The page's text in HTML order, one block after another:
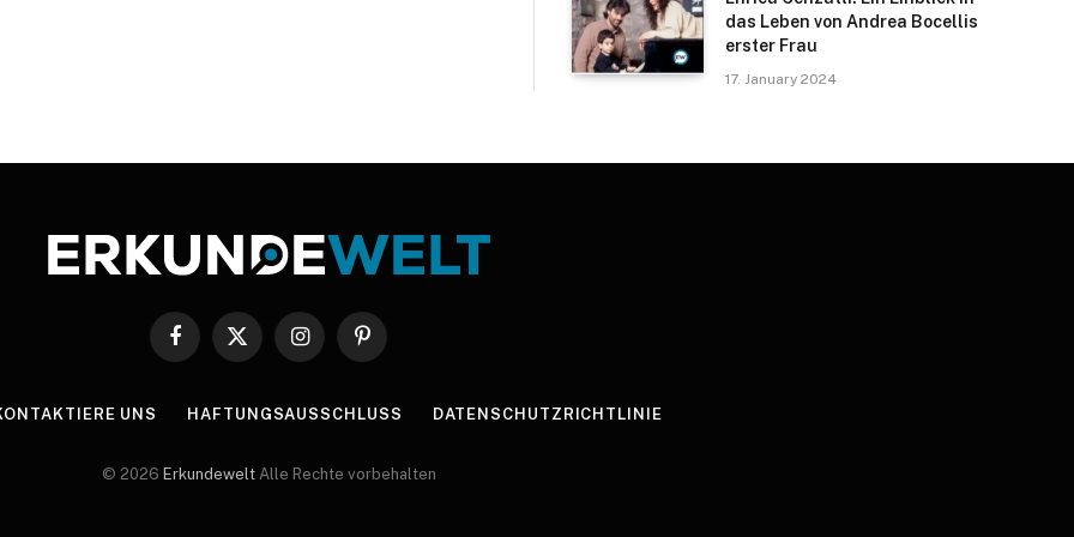
das Leben von Andrea Bocellis
erster Frau
17. January 2024
Facebook
X
InstagramPinterest
UNS HAFTUNGSAUSSCHLUSS DATENSCHUTZRICHTLINIE
© 2026 Erkundewelt Alle Rechte vorbehalten